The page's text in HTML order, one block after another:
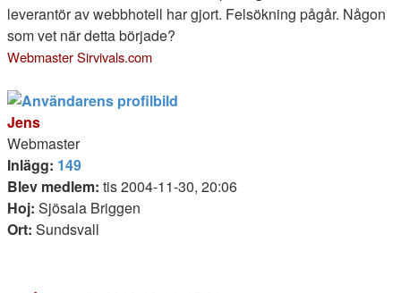
leverantör av webbhotell har gjort. Felsökning pågår. Någon
som vet när detta började?
Webmaster Sirvivals.com
Jens
Webmaster
Inlägg: 149
Blev medlem: tis 2004-11-30, 20:06
Hoj: Sjösala Briggen
Ort: Sundsvall